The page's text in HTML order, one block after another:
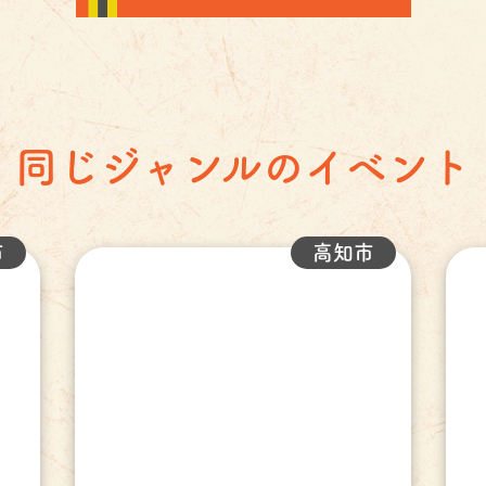
同じジャンルのイベント
高知市